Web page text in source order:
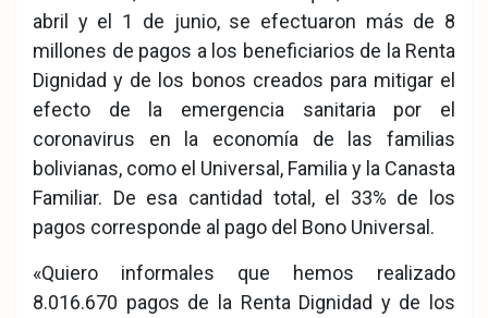
ook
pp
abril y el 1 de junio, se efectuaron más de 8
millones de pagos a los beneficiarios de la Renta
Dignidad y de los bonos creados para mitigar el
efecto de la emergencia sanitaria por el
coronavirus en la economía de las familias
bolivianas, como el Universal, Familia y la Canasta
Familiar. De esa cantidad total, el 33% de los
pagos corresponde al pago del Bono Universal.
«Quiero informales que hemos realizado
8.016.670 pagos de la Renta Dignidad y de los